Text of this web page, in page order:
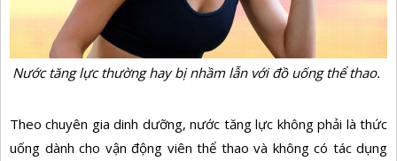
Nước tăng lực thường hay bị nhầm lẫn với đồ uống thể thao.
Theo chuyên gia dinh dưỡng, nước tăng lực không phải là thức
uống dành cho vận động viên thể thao và không có tác dụng